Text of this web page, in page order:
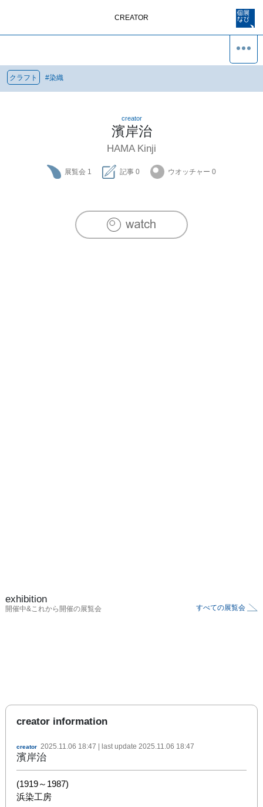
CREATOR
クラフト #染織
creator
濱岸治
HAMA Kinji
展覧会 1 記事 0 ウオッチャー 0
exhibition
開催中&これから開催の展覧会 すべての展覧会
creator information
creator 2025.11.06 18:47 | last update 2025.11.06 18:47
濱岸治
(1919～1987)
浜染工房